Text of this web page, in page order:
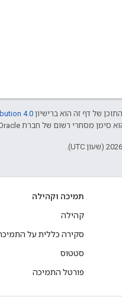
של דף זה הוא ברישיון4.0
תמיכה וקהילה
קהילה
סקירה כללית על
סטטוס
פורטל התמיכה